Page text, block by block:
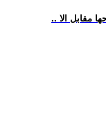
مقابل الا